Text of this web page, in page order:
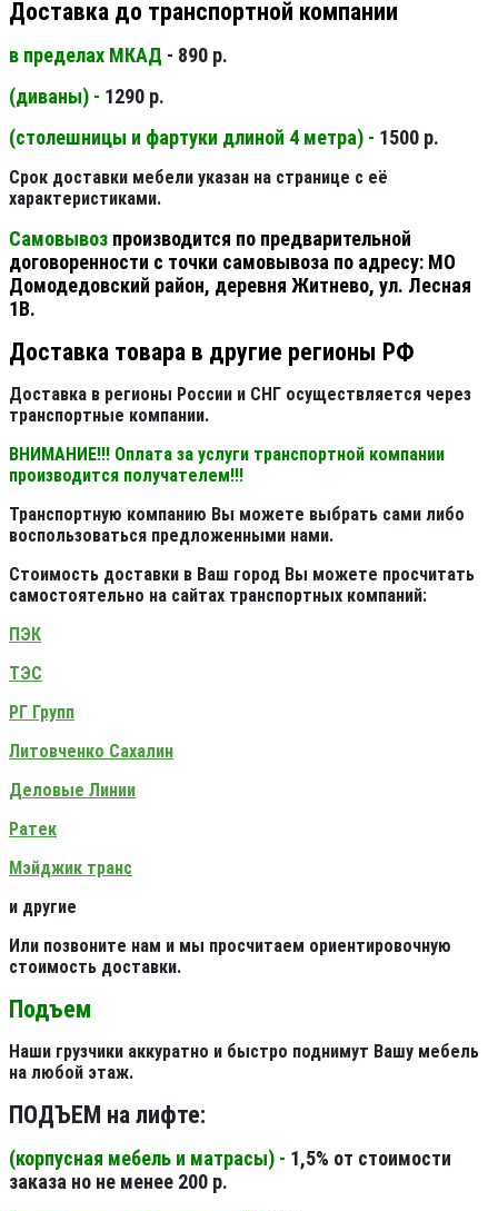
Доставка до транспортной компании
в пределах МКАД - 890 р.
(диваны) - 1290 р.
(столешницы и фартуки длиной 4 метра) - 1500 р.
Срок доставки мебели указан на странице с её
характеристиками.
Самовывоз производится по предварительной
договоренности с точки самовывоза по адресу: МО
Домодедовский район, деревня Житнево, ул. Лесная
1В.
Доставка товара в другие регионы РФ
Доставка в регионы России и СНГ осуществляется через
транспортные компании.
ВНИМАНИЕ!!! Оплата за услуги транспортной компании
производится получателем!!!
Транспортную компанию Вы можете выбрать сами либо
воспользоваться предложенными нами.
Стоимость доставки в Ваш город Вы можете просчитать
самостоятельно на сайтах транспортных компаний:
ПЭК
ТЭС
РГ Групп
Литовченко Сахалин
Деловые Линии
Ратек
Мэйджик транс
и другие
Или позвоните нам и мы просчитаем ориентировочную
стоимость доставки.
Подъем
Наши грузчики аккуратно и быстро поднимут Вашу мебель
на любой этаж.
ПОДЪЕМ на лифте:
(корпусная мебель и матрасы) - 1,5% от стоимости
заказа но не менее 200 р.